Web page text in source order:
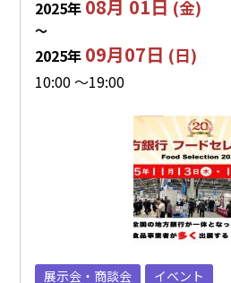
2025年 08月 01日 (金)
〜
2025年 09月07日 (日)
10:00 ～19:00
展示会・商談会 イベント